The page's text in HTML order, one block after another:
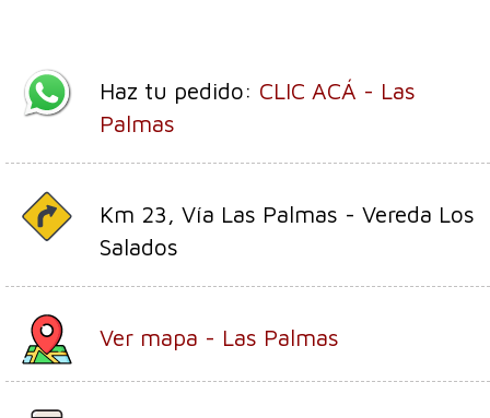
Haz tu pedido: CLIC ACÁ - Las
Palmas
Km 23, Vía Las Palmas - Vereda Los
Salados
Ver mapa - Las Palmas